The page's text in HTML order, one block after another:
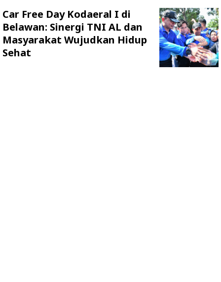
Car Free Day Kodaeral I di
Belawan: Sinergi TNI AL dan
Masyarakat Wujudkan Hidup
Sehat